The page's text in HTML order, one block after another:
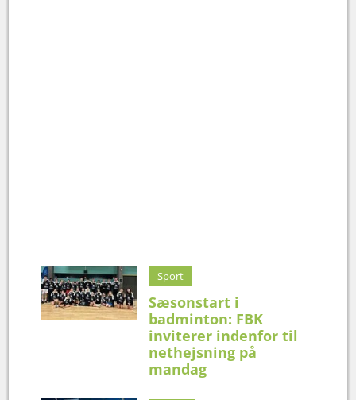
Sport
Sæsonstart i
badminton: FBK
inviterer indenfor til
nethejsning på
mandag